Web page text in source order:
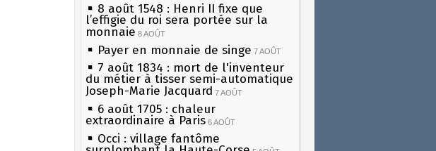
8 août 1548 : Henri II fixe que
l’effigie du roi sera portée sur la
monnaie 8 AOÛT
Payer en monnaie de singe 7 AOÛT
7 août 1834 : mort de l'inventeur
du métier à tisser semi-automatique
Joseph-Marie Jacquard 7 AOÛT
6 août 1705 : chaleur
extraordinaire à Paris 6 AOÛT
Occi : village fantôme